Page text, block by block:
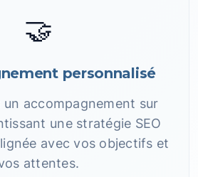
🤝
personnalisé
accompagnement sur
une stratégie SEO
avec vos objectifs et
attentes.